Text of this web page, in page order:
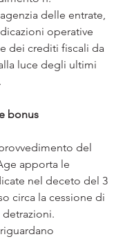
delle entrate,
operative
dei crediti fiscali da
luce degli ultimi
bonus
del
apporta le
nel deceto del 3
circa la cessione di